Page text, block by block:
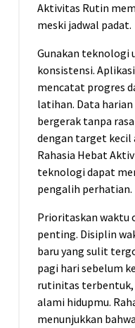
Aktivitas Rutin
meski jadwal padat.
Gunakan teknologi
konsistensi.
mencatat progres
latihan. Data
bergerak tanpa
dengan target
Rahasia Hebat
teknologi dapat
pengalih perhatian.
Prioritaskan waktu
penting. Disiplin
baru yang sulit
pagi hari sebelum
rutinitas terbentuk,
alami hidupmu.
menunjukkan